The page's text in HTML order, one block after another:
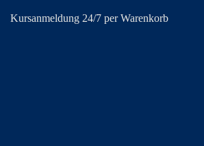
Kursanmeldung 24/7 per Warenkorb